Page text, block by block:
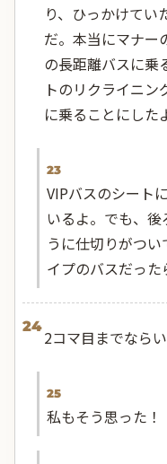
り、ひっかけてい
だ。本当にマナー
の長距離バスに乗
トのリクライニン
に乗ることにした
23
VIPバスのシート
いるよ。でも、
うに仕切りがつ
イプのバスだった
24
2コマ目までなら
25
私もそう思った！